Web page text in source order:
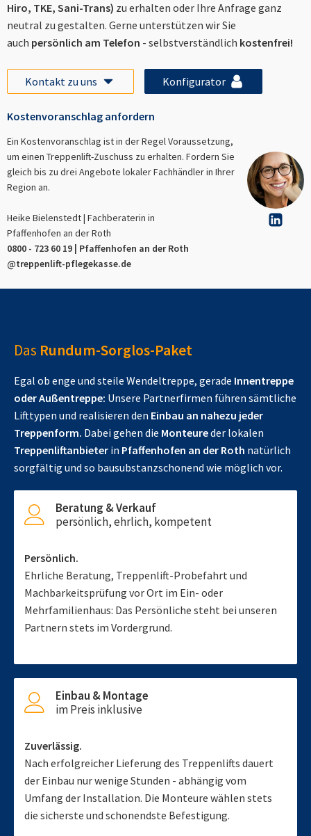
Hiro, TKE, Sani-Trans) zu erhalten oder Ihre Anfrage ganz
neutral zu gestalten. Gerne unterstützen wir Sie
auch persönlich am Telefon - selbstverständlich kostenfrei!
Kontakt zu uns Konfigurator
Kostenvoranschlag anfordern
Ein Kostenvoranschlag ist in der Regel Voraussetzung,
um einen Treppenlift-Zuschuss zu erhalten. Fordern Sie
gleich bis zu drei Angebote lokaler Fachhändler in Ihrer
Region an.
Heike Bielenstedt | Fachberaterin in
Pfaffenhofen an der Roth
0800 - 723 60 19 | Pfaffenhofen an der Roth
@treppenlift-pflegekasse.de
Das Rundum-Sorglos-Paket
Egal ob enge und steile Wendeltreppe, gerade Innentreppe
oder Außentreppe: Unsere Partnerfirmen führen sämtliche
Lifttypen und realisieren den Einbau an nahezu jeder
Treppenform. Dabei gehen die Monteureder lokalen
Treppenliftanbieter in Pfaffenhofen an der Roth natürlich
sorgfältig und so bausubstanzschonend wie möglich vor.
Beratung & Verkauf
persönlich, ehrlich, kompetent
Persönlich.
Ehrliche Beratung, Treppenlift-Probefahrt und
Machbarkeitsprüfung vor Ort im Ein- oder
Mehrfamilienhaus: Das Persönliche steht bei unseren
Partnern stets im Vordergrund.
Einbau & Montage
im Preis inklusive
Zuverlässig.
Nach erfolgreicher Lieferung des Treppenlifts dauert
der Einbau nur wenige Stunden - abhängig vom
Umfang der Installation. Die Monteure wählen stets
die sicherste und schonendste Befestigung.